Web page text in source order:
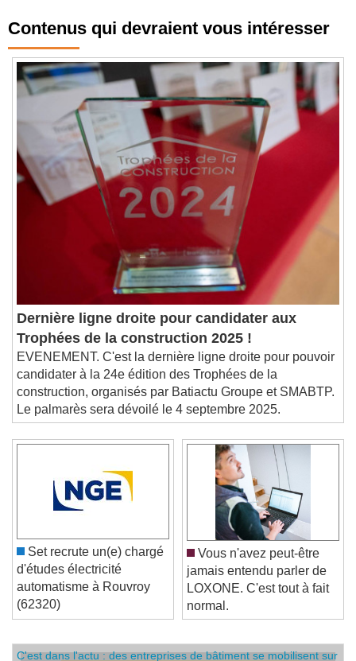
Contenus qui devraient vous intéresser
Dernière ligne droite pour candidater aux
Trophées de la construction 2025 !
EVENEMENT. C'est la dernière ligne droite pour pouvoir
candidater à la 24e édition des Trophées de la
construction, organisés par Batiactu Groupe et SMABTP.
Le palmarès sera dévoilé le 4 septembre 2025.
Set recrute un(e) chargé
d'études électricité
automatisme à Rouvroy
(62320)
Vous n'avez peut-être
jamais entendu parler de
LOXONE. C'est tout à fait
normal.